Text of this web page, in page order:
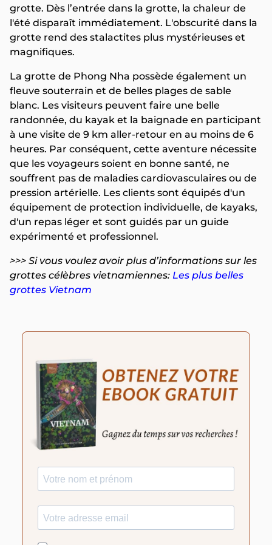
grotte. Dès l’entrée dans la grotte, la chaleur de
l'été disparaît immédiatement. L'obscurité dans la
grotte rend des stalactites plus mystérieuses et
magnifiques.
La grotte de Phong Nha possède également un
fleuve souterrain et de belles plages de sable
blanc. Les visiteurs peuvent faire une belle
randonnée, du kayak et la baignade en participant
à une visite de 9 km aller-retour en au moins de 6
heures. Par conséquent, cette aventure nécessite
que les voyageurs soient en bonne santé, ne
souffrent pas de maladies cardiovasculaires ou de
pression artérielle. Les clients sont équipés d'un
équipement de protection individuelle, de kayaks,
d'un repas léger et sont guidés par un guide
expérimenté et professionnel.
>>> Si vous voulez avoir plus d’informations sur les
grottes célèbres vietnamiennes: Les plus belles
grottes Vietnam